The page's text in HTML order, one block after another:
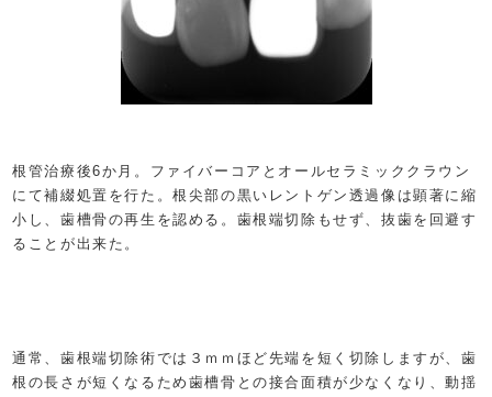
根管治療後6か月。ファイバーコアとオールセラミッククラウン
にて補綴処置を行た。根尖部の黒いレントゲン透過像は顕著に縮
小し、歯槽骨の再生を認める。歯根端切除もせず、抜歯を回避す
ることが出来た。
通常、歯根端切除術では３ｍｍほど先端を短く切除しますが、歯
根の長さが短くなるため歯槽骨との接合面積が少なくなり、動揺